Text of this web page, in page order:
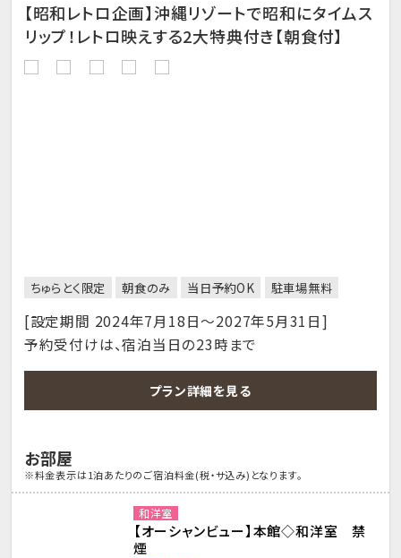
【昭和レトロ企画】沖縄リゾートで昭和にタイムス
リップ！レトロ映えする2大特典付き【朝食付】
ちゅらとく限定 朝食のみ 当日予約OK 駐車場無料
[設定期間 2024年7月18日～2027年5月31日]
予約受付けは、宿泊当日の23時まで
プラン詳細を見る
お部屋
※料金表示は1泊あたりのご宿泊料金(税・サ込み)となります。
和洋室
【オーシャンビュー】本館◇和洋室 禁
煙